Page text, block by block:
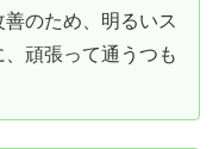
のため、明るいス
頑張って通うつも